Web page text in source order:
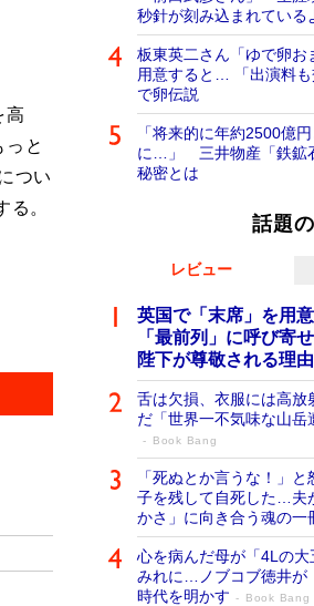
高
と
つい
。
秒針が刻み込まれている
板東英二さん「ゆで卵お
用意すると… 「出演料
で卵伝説
「将来的に年約2500億
に…」 三井物産「鉄鉱
秘密とは
話題
レビュー
英国で「末席」を用
「最前列」に呼び寄
陛下が尊敬される理由
舌は欠損、衣服には高
だ「世界一不気味な山岳
Book Bang
「死ぬとか言うな！」
子を残して自死した…夫
かさ」に向き合う魂の一
心を病んだ母が「4Lの
みれに…ノブコブ徳井が
時代を明かす
Book Bang